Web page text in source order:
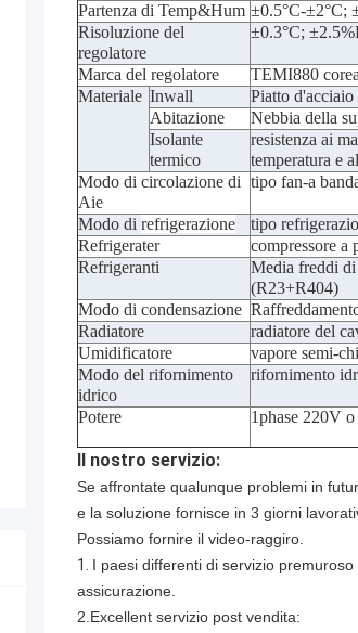
Partenza di Temp&Hum ±0.5°C-±2°C;
Risoluzione del
regolatore
±0.3°C;
Marca del regolatore
TEMI880
Materiale Inwall
Piatto
Abitazione
Nebbia della
Isolante
termico
resistenza ai
temperatura e
Modo di circolazione di
Aie
tipo fan-a
Modo di refrigerazione
tipo
Refrigerater
compressore a
Refrigeranti
Media freddi
(R23+R404)
Modo di condensazione
Radiatore
radiatore del
Umidificatore
vapore semi-
Modo del rifornimento
idrico
rifornimento
Potere 1phase 220V
Il nostro servizio:
Se affrontate qualunque problemi in
e la soluzione fornisce in 3 giorni
Possiamo fornire il video-raggiro.
1. I paesi differenti di servizio
assicurazione.
2.Excellent servizio post vendita: